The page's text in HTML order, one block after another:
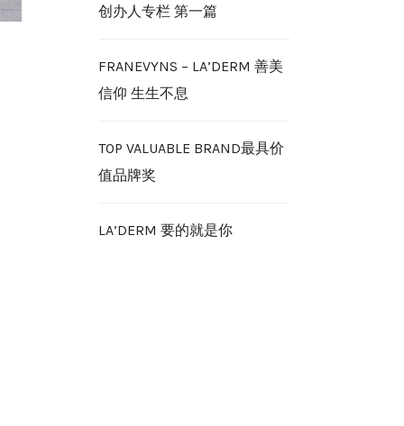
创办人专栏 第一篇
FRANEVYNS – LA’DERM 善美
信仰 生生不息
TOP VALUABLE BRAND最具价
值品牌奖
LA’DERM 要的就是你